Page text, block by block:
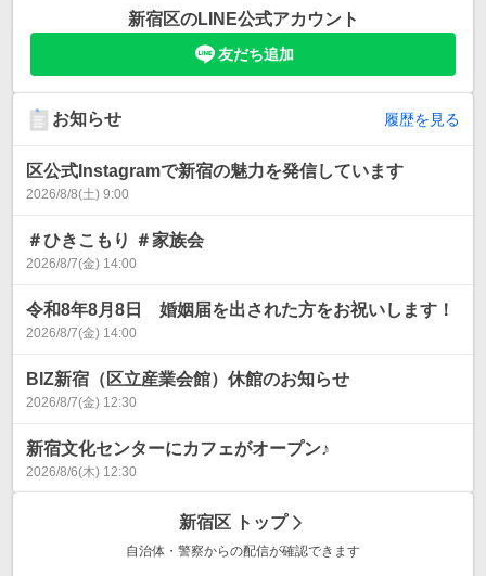
新宿区のLINE公式アカウント
友だち追加
お知らせ 履歴を見る
区公式Instagramで新宿の魅力を発信しています
2026/8/8(土) 9:00
＃ひきこもり ＃家族会
2026/8/7(金) 14:00
令和8年8月8日 婚姻届を出された方をお祝いします！
2026/8/7(金) 14:00
BIZ新宿（区立産業会館）休館のお知らせ
2026/8/7(金) 12:30
新宿文化センターにカフェがオープン♪
2026/8/6(木) 12:30
新宿区 トップ
自治体・警察からの配信が確認できます